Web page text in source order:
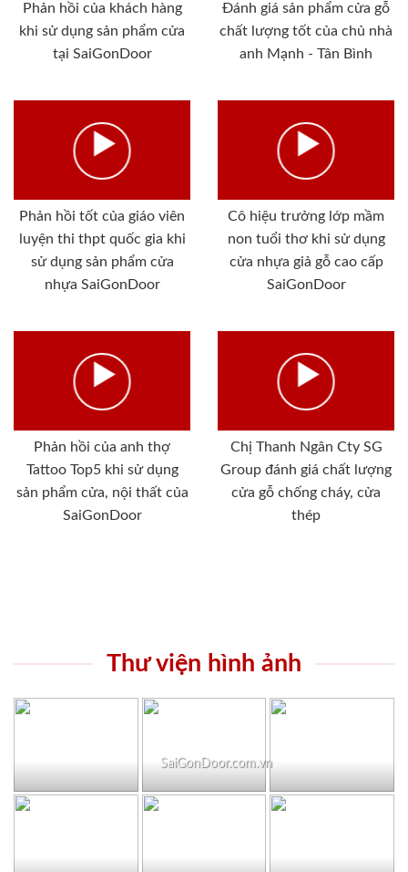
Phản hồi của khách hàng
khi sử dụng sản phẩm cửa
tại SaiGonDoor
Đánh giá sản phẩm cửa gỗ
chất lượng tốt của chủ nhà
anh Mạnh - Tân Bình
Phản hồi tốt của giáo viên
luyện thi thpt quốc gia khi
sử dụng sản phẩm cửa
nhựa SaiGonDoor
Cô hiệu trưởng lớp mầm
non tuổi thơ khi sử dụng
cửa nhựa giả gỗ cao cấp
SaiGonDoor
Phản hồi của anh thợ
Tattoo Top5 khi sử dụng
sản phẩm cửa, nội thất của
SaiGonDoor
Chị Thanh Ngân Cty SG
Group đánh giá chất lượng
cửa gỗ chống cháy, cửa
thép
Thư viện hình ảnh
SaiGonDoor.com.vn